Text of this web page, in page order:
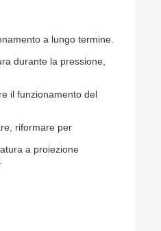
a lungo termine.
durante la pressione,
il funzionamento del
riformare per
a proiezione